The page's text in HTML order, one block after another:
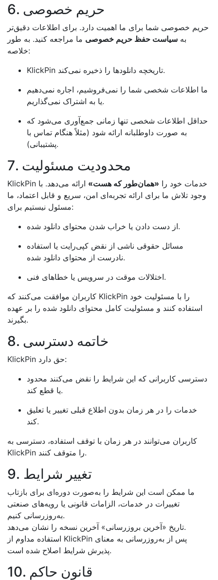
6. حریم خصوصی
حریم خصوصی شما برای ما اهمیت دارد. برای اطلاعات دقیق‌تر
به سیاست حفظ حریم خصوصی ما مراجعه کنید. به طور
خلاصه:
KlickPin تاریخچه دانلودها را ذخیره نمی‌کند.
ما اطلاعات شخصی شما را نمی‌فروشیم، اجاره نمی‌دهیم
یا به اشتراک نمی‌گذاریم.
حداقل اطلاعات شخصی تنها زمانی جمع‌آوری می‌شود که
به صورت داوطلبانه ارائه شود (مثلاً هنگام تماس با
پشتیبانی).
7. محدودیت مسئولیت
KlickPin خدمات خود را «همان‌طور که هست» ارائه می‌دهد. با
وجود تلاش ما برای ارائه تجربه‌ای امن، سریع و قابل اعتماد، ما
مسئول نیستیم برای:
از دست دادن یا خراب شدن محتوای دانلود شده.
مسائل حقوقی ناشی از نقض کپی‌رایت یا استفاده
نادرست از محتوای دانلود شده.
اختلالات موقت در سرویس یا خطاهای فنی.
کاربران موافقت می‌کنند که KlickPin را با مسئولیت خود
استفاده کنند و مسئولیت کامل محتوای دانلود شده را بر عهده
بگیرند.
8. خاتمه دسترسی
KlickPin حق دارد:
دسترسی کاربرانی که این شرایط را نقض می‌کنند محدود
یا قطع کند.
خدمات را در هر زمان بدون اطلاع قبلی تغییر یا تعلیق
کند.
کاربران می‌توانند در هر زمان با توقف استفاده، دسترسی به
KlickPin را متوقف کنند.
9. تغییر شرایط
ما ممکن است این شرایط را به‌صورت دوره‌ای برای بازتاب
تغییرات در خدمات، الزامات قانونی یا رویه‌های صنعتی
به‌روزرسانی کنیم.
تاریخ «آخرین بروزرسانی» آخرین نسخه را نشان می‌دهد.
استفاده مداوم از KlickPin پس از به‌روزرسانی به معنای
پذیرش شرایط اصلاح شده است.
10. قانون حاکم